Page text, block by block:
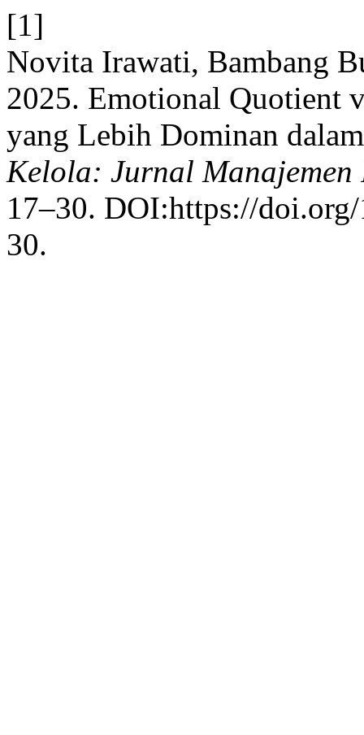
[1]
Novita Irawati, Bambang
2025. Emotional Quotient
yang Lebih Dominan
Kelola: Jurnal Manajemen
17–30. DOI:https://
30.